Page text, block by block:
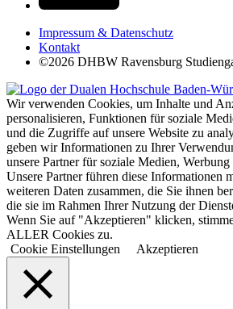
Impressum & Datenschutz
Kontakt
©2026 DHBW Ravensburg
Wir verwenden Cookies, um Inhalte und
personalisieren, Funktionen für soziale
und die Zugriffe auf unsere Website zu
geben wir Informationen zu Ihrer
unsere Partner für soziale Medien,
Unsere Partner führen diese Informationen
weiteren Daten zusammen, die Sie ihnen
die sie im Rahmen Ihrer Nutzung der
Wenn Sie auf "Akzeptieren" klicken,
ALLER Cookies zu.
Cookie Einstellungen
Akzeptieren